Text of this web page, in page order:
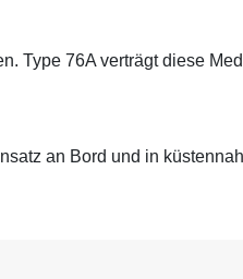
Type 76A verträgt diese
an Bord und in